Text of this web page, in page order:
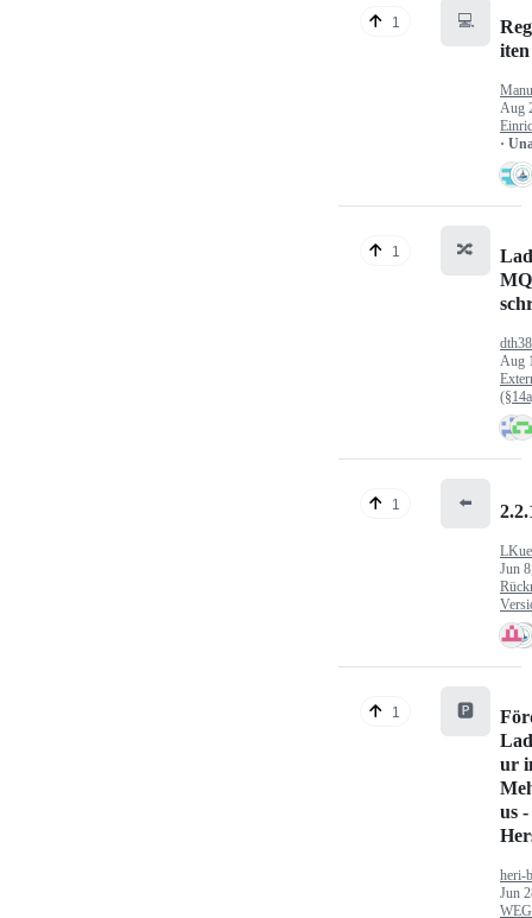
1 💻
iten
Aug
·
1 🔀
Aug
1 ⬅️
Jun
1 🅿️
ur
us -
heri-
Jun